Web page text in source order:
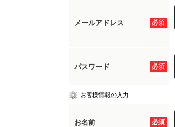
必須
メールアドレス
必須
パスワード
お客様情報の入力
必須
お名前